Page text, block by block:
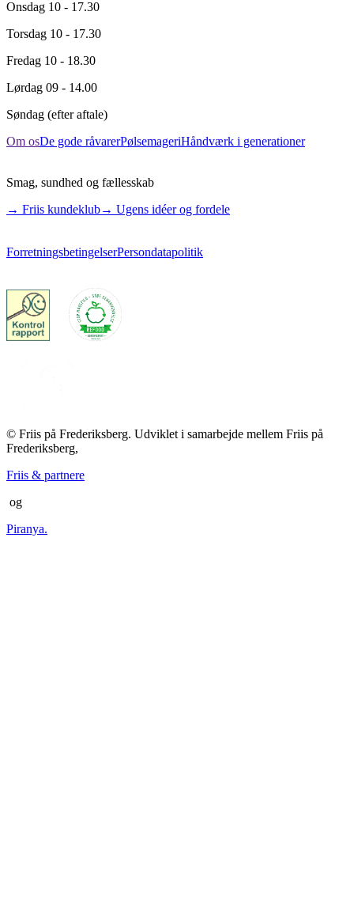
Onsdag 10 - 17.30
Torsdag 10 - 17.30
Fredag 10 - 18.30
Lørdag 09 - 14.00
Søndag (efter aftale)
Om osDe gode råvarerPølsemageriHåndværk i generationer
Smag, sundhed og fællesskab
→ Friis kundeklub→ Ugens idéer og fordele
ForretningsbetingelserPersondatapolitik
© Friis på Frederiksberg. Udviklet i samarbejde mellem Friis på
Frederiksberg,
Friis & partnere
og
Piranya.